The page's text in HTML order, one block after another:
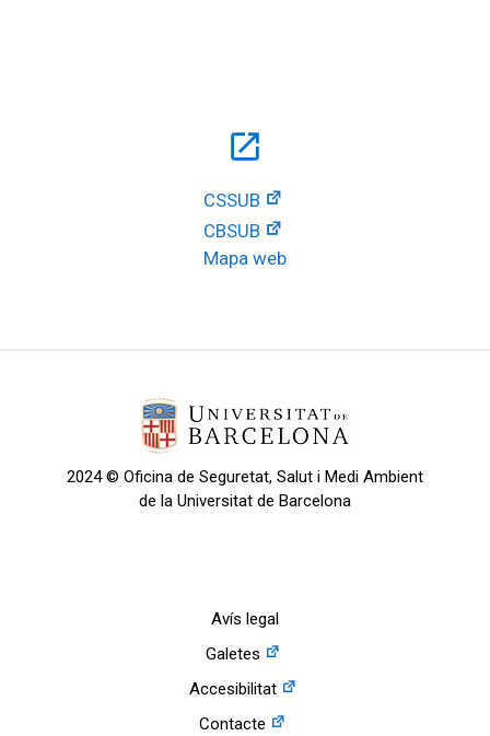
open_in_new
CSSUB
CBSUB
Mapa web
2024 © Oficina de Seguretat, Salut i Medi Ambient
de la Universitat de Barcelona
Avís legal
Galetes
Accesibilitat
Contacte